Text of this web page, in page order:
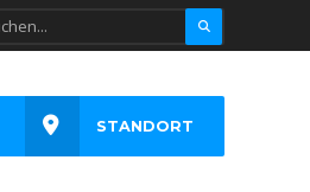
STANDORT